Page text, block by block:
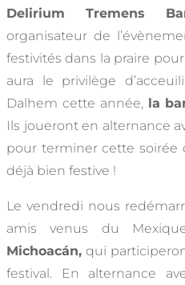
Delirium Tremens
organisateur de
festivités dans la praire
aura le privilège
Dalhem cette année, la
Ils joueront en alternance
pour terminer cette soirée
déjà bien festive !
Le vendredi nous
amis venus du
Michoacán, qui
festival. En alternance